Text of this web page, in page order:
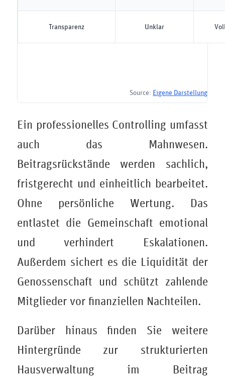
Transparenz Unklar
Source: Eigene Darstellung
Ein professionelles Controlling umfasst
auch das Mahnwesen.
Beitragsrückstände werden sachlich,
fristgerecht und einheitlich bearbeitet.
Ohne persönliche Wertung. Das
entlastet die Gemeinschaft emotional
und verhindert Eskalationen.
Außerdem sichert es die Liquidität der
Genossenschaft und schützt zahlende
Mitglieder vor finanziellen Nachteilen.
Darüber hinaus finden Sie weitere
Hintergründe zur strukturierten
Hausverwaltung im Beitrag